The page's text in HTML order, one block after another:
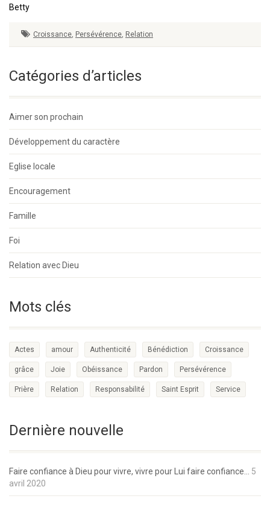
Betty
Croissance, Persévérence, Relation
Catégories d’articles
Aimer son prochain
Développement du caractère
Eglise locale
Encouragement
Famille
Foi
Relation avec Dieu
Mots clés
Actes amour Authenticité Bénédiction Croissance
grâce Joie Obéissance Pardon Persévérence
Prière Relation Responsabilité Saint Esprit Service
Dernière nouvelle
Faire confiance à Dieu pour vivre, vivre pour Lui faire confiance…
5
avril 2020